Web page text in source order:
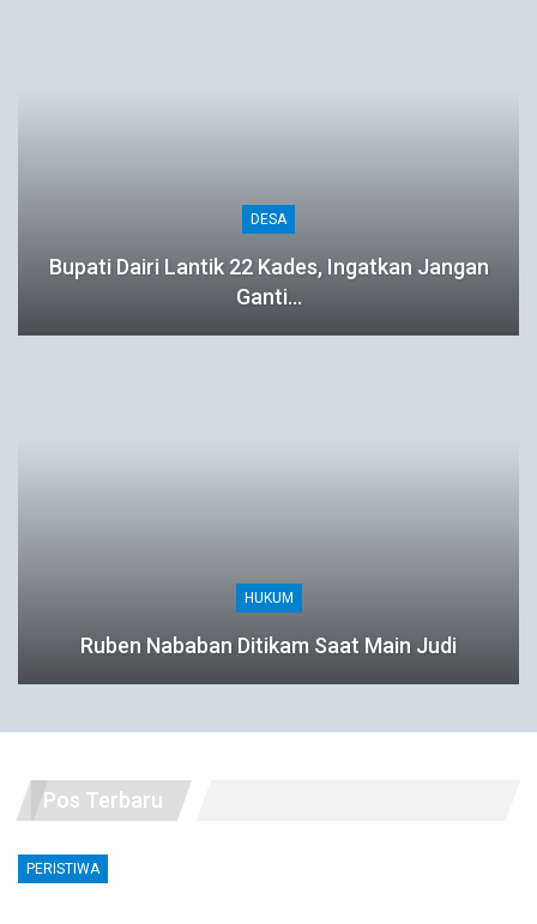
DESA
Bupati Dairi Lantik 22 Kades, Ingatkan Jangan
Ganti…
HUKUM
Ruben Nababan Ditikam Saat Main Judi
Pos Terbaru
PERISTIWA